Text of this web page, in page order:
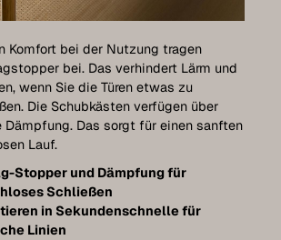
Komfort bei der Nutzung tragen
bei. Das verhindert Lärm und
wenn Sie die Türen etwas zu
Die Schubkästen verfügen über
Dämpfung. Das sorgt für einen sanften
Lauf.
Stopper und Dämpfung für
Schließen
in Sekundenschnelle für
Linien